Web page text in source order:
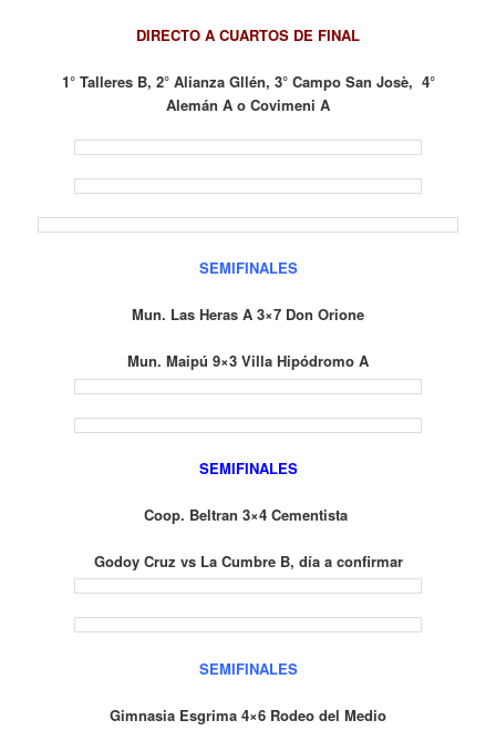
DIRECTO A CUARTOS DE FINAL
1° Talleres B, 2° Alianza Gllén, 3° Campo San Josè, 4°
Alemán A o Covimeni A
SEMIFINALES
Mun. Las Heras A 3×7 Don Orione
Mun. Maipú 9×3 Villa Hipódromo A
SEMIFINALES
Coop. Beltran 3×4 Cementista
Godoy Cruz vs La Cumbre B, día a confirmar
SEMIFINALES
Gimnasia Esgrima 4×6 Rodeo del Medio